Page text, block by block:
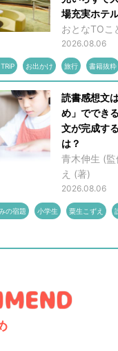
場充実ホテ
おとなTOこ
2026.08.06
お出かけ 旅行 書籍抜粋
読書感想文
め」ででき
文が完成す
は？
青木伸生 (
え (著)
2026.08.06
の宿題 小学生 粟生こずえ